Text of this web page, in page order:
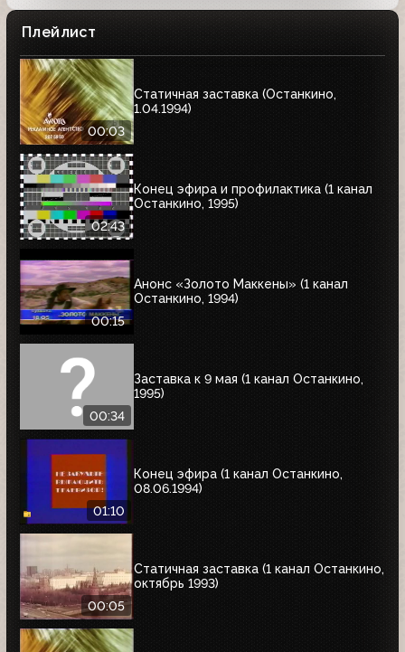
Плейлист
00:03
Статичная заставка (Останкино,
1.04.1994)
02:43
Конец эфира и профилактика (1 канал
Останкино, 1995)
00:15
Анонс «Золото Маккены» (1 канал
Останкино, 1994)
00:34
Заставка к 9 мая (1 канал Останкино,
1995)
01:10
Конец эфира (1 канал Останкино,
08.06.1994)
00:05
Статичная заставка (1 канал Останкино,
октябрь 1993)